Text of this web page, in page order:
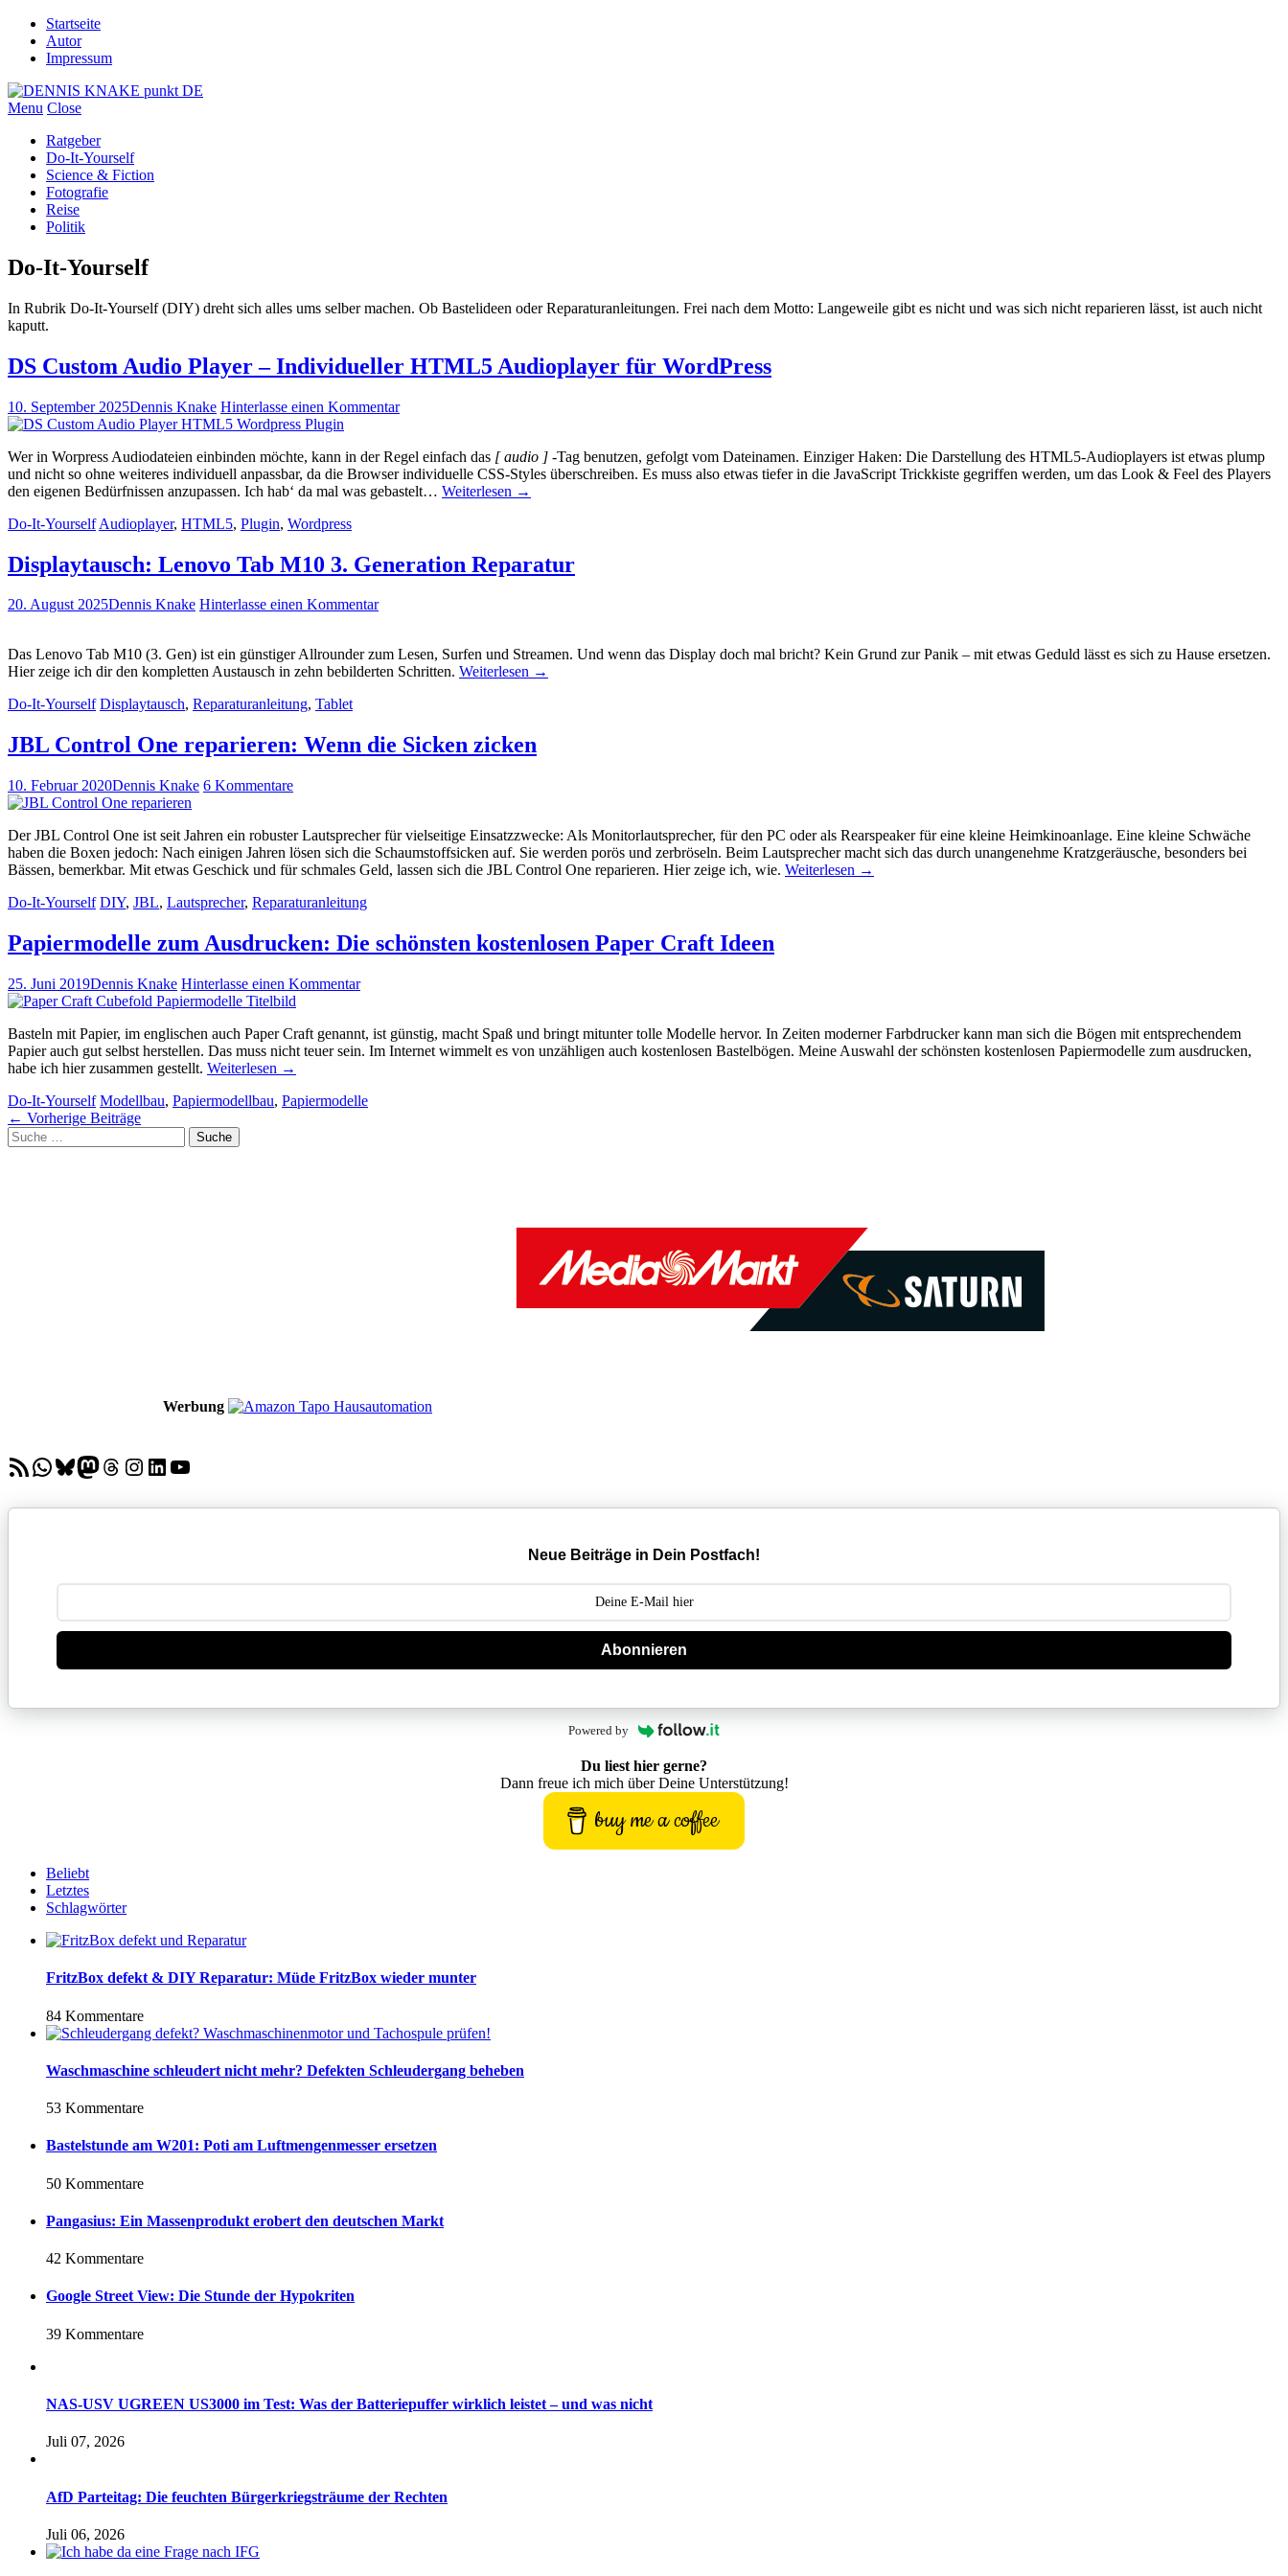
Startseite
Autor
Impressum
Menu Close
Ratgeber
Do-It-Yourself
Science & Fiction
Fotografie
Reise
Politik
Do-It-Yourself
In Rubrik Do-It-Yourself (DIY) dreht sich alles ums selber machen. Ob Bastelideen oder Reparaturanleitungen. Frei nach dem Motto: Langeweile gibt es nicht und was sich nicht reparieren lässt, ist auch nicht
kaputt.
DS Custom Audio Player – Individueller HTML5 Audioplayer für WordPress
10. September 2025Dennis Knake Hinterlasse einen Kommentar
Wer in Worpress Audiodateien einbinden möchte, kann in der Regel einfach das [ audio ] -Tag benutzen, gefolgt vom Dateinamen. Einziger Haken: Die Darstellung des HTML5-Audioplayers ist etwas plump
und nicht so ohne weiteres individuell anpassbar, da die Browser individuelle CSS-Styles überschreiben. Es muss also etwas tiefer in die JavaScript Trickkiste gegriffen werden, um das Look & Feel des Players
den eigenen Bedürfnissen anzupassen. Ich hab‘ da mal was gebastelt… Weiterlesen →
Do-It-Yourself Audioplayer, HTML5, Plugin, Wordpress
Displaytausch: Lenovo Tab M10 3. Generation Reparatur
20. August 2025Dennis Knake Hinterlasse einen Kommentar
Das Lenovo Tab M10 (3. Gen) ist ein günstiger Allrounder zum Lesen, Surfen und Streamen. Und wenn das Display doch mal bricht? Kein Grund zur Panik – mit etwas Geduld lässt es sich zu Hause ersetzen.
Hier zeige ich dir den kompletten Austausch in zehn bebilderten Schritten. Weiterlesen →
Do-It-Yourself Displaytausch, Reparaturanleitung, Tablet
JBL Control One reparieren: Wenn die Sicken zicken
10. Februar 2020Dennis Knake 6 Kommentare
Der JBL Control One ist seit Jahren ein robuster Lautsprecher für vielseitige Einsatzzwecke: Als Monitorlautsprecher, für den PC oder als Rearspeaker für eine kleine Heimkinoanlage. Eine kleine Schwäche
haben die Boxen jedoch: Nach einigen Jahren lösen sich die Schaumstoffsicken auf. Sie werden porös und zerbröseln. Beim Lautsprecher macht sich das durch unangenehme Kratzgeräusche, besonders bei
Bässen, bemerkbar. Mit etwas Geschick und für schmales Geld, lassen sich die JBL Control One reparieren. Hier zeige ich, wie. Weiterlesen →
Do-It-Yourself DIY, JBL, Lautsprecher, Reparaturanleitung
Papiermodelle zum Ausdrucken: Die schönsten kostenlosen Paper Craft Ideen
25. Juni 2019Dennis Knake Hinterlasse einen Kommentar
Basteln mit Papier, im englischen auch Paper Craft genannt, ist günstig, macht Spaß und bringt mitunter tolle Modelle hervor. In Zeiten moderner Farbdrucker kann man sich die Bögen mit entsprechendem
Papier auch gut selbst herstellen. Das muss nicht teuer sein. Im Internet wimmelt es von unzähligen auch kostenlosen Bastelbögen. Meine Auswahl der schönsten kostenlosen Papiermodelle zum ausdrucken,
habe ich hier zusammen gestellt. Weiterlesen →
Do-It-Yourself Modellbau, Papiermodellbau, Papiermodelle
Artikel-
Navigation
← Vorherige Beiträge
Suche
nach:
Werbung
RSS-FeedWhatsApp
Bluesky
Mastodon
Threads
Instagram
LinkedIn
YouTube
Neue Beiträge in Dein Postfach!
Abonnieren
Powered by
Du liest hier gerne?
Dann freue ich mich über Deine Unterstützung!
buy me a coffee
Beliebt
Letztes
Schlagwörter
FritzBox defekt & DIY Reparatur: Müde FritzBox wieder munter
84 Kommentare
Waschmaschine schleudert nicht mehr? Defekten Schleudergang beheben
53 Kommentare
Bastelstunde am W201: Poti am Luftmengenmesser ersetzen
50 Kommentare
Pangasius: Ein Massenprodukt erobert den deutschen Markt
42 Kommentare
Google Street View: Die Stunde der Hypokriten
39 Kommentare
NAS-USV UGREEN US3000 im Test: Was der Batteriepuffer wirklich leistet – und was nicht
Juli 07, 2026
AfD Parteitag: Die feuchten Bürgerkriegsträume der Rechten
Juli 06, 2026